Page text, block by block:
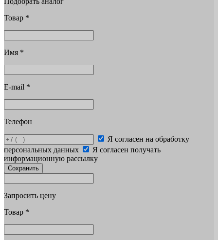
Товар *
Имя *
E-mail *
Телефон
Я согласен на обработку
персональных данных
Я согласен получать
информационную рассылку
Сохранить
Запросить цену
Товар *